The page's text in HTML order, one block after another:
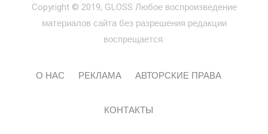
Copyright © 2019, GLOSS Любое воспроизведение
материалов сайта без разрешения редакции
воспрещается.
О НАС РЕКЛАМА АВТОРСКИЕ ПРАВА
КОНТАКТЫ